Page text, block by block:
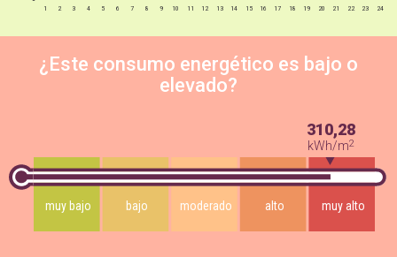
1 2 3 4 5 6 7 8 9 10 11 12 13 14 15 16 17 18 19 20 21 22 23 24
¿Este consumo energético es bajo o
elevado?
muy bajo bajo moderado alto muy alto
310,28
kWh/m2